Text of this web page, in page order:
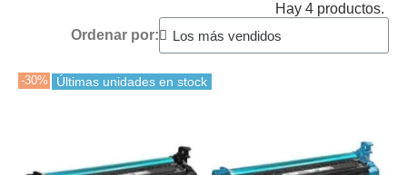
Hay 4 productos.
Ordenar por:
-30% Últimas unidades en stock